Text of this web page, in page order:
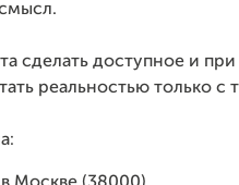
смысл.
сделать доступное и
реальностью только с